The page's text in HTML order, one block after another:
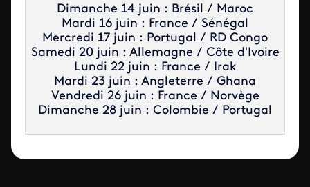
Dimanche 14 juin : Brésil / Maroc
Mardi 16 juin : France / Sénégal
Mercredi 17 juin : Portugal / RD Congo
Samedi 20 juin : Allemagne / Côte d'Ivoire
Lundi 22 juin : France / Irak
Mardi 23 juin : Angleterre / Ghana
Vendredi 26 juin : France / Norvège
Dimanche 28 juin : Colombie / Portugal